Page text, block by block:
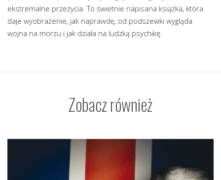
ekstremalne przeżycia. To świetnie napisana książka, która
daje wyobrażenie, jak naprawdę, od podszewki wygląda
wojna na morzu i jak działa na ludzką psychikę.
Zobacz również